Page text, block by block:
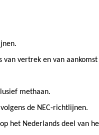
vertrek en van
methaan.
de NEC-richtlijnen.
het Nederlands deel van